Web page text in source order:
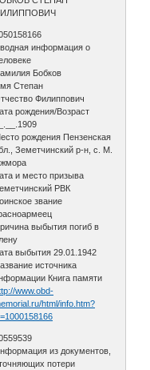
информация о
Бобков
Степан
Филиппович
рождения/Возраст
рождения Пензенская
Земетчинский р-н, с. М.
и место призыва
РВК
звание
выбытия погиб в
выбытия 29.01.1942
источника
Книга памяти
www.obd-
html/info.htm?
из документов,
потери